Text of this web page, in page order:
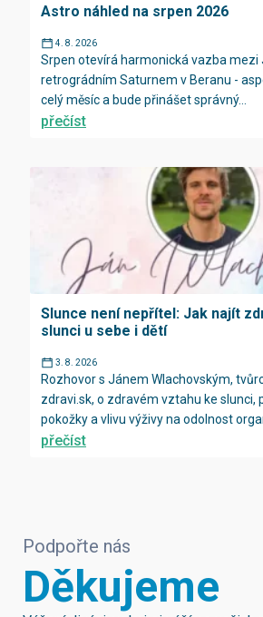
Astro náhled na srpen 2026
4. 8. 2026
Srpen otevírá harmonická vazba mezi
retrográdním Saturnem v Beranu -
celý měsíc a bude přinášet správný...
přečíst
Slunce není nepřítel: Jak najít
slunci u sebe i dětí
3. 8. 2026
Rozhovor s Jánem Wlachovským,
zdravi.sk, o zdravém vztahu ke slunci,
pokožky a vlivu výživy na odolnost
přečíst
Podpořte nás
Děkujeme